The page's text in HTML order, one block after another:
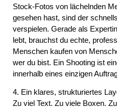
Stock-Fotos von lächelnden
gesehen hast, sind der
verspielen. Gerade als
lebt, brauchst du echte,
Menschen kaufen von
wer du bist. Ein Shooting ist
innerhalb eines einzigen
4. Ein klares, strukturiertes
Zu viel Text. Zu viele Boxen.